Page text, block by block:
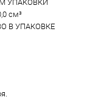
УПАКОВКИ
см³
В УПАКОВКЕ